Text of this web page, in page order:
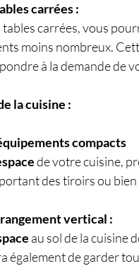
carrées :
carrées, vous
moins nombreux.
à la demande de
la cuisine :
compacts
de votre cuisine,
des tiroirs ou bien
vertical :
au sol de la cuisine
également de garder